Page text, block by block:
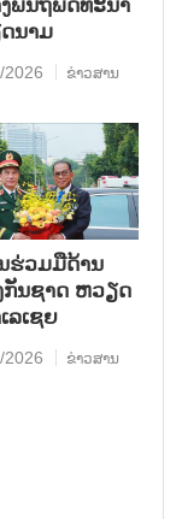
ງ​ພື້ນ​ຖີ່​ພັດ​ທະ​ນາ​
ນາມ
2026 ຂ່າວສານ
ຮ່ວມ​ມື​ດ້ານ​
ກັນ​ຊາດ ຫວຽດ​
ລ​ເຊຍ
2026 ຂ່າວສານ